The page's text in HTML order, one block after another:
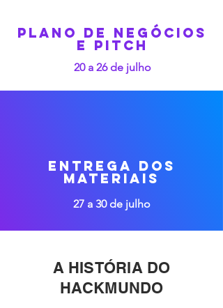
Plano de Negócios
e Pitch
20 a 26 de julho
eNTREGA DOS
MATERIAIS
27 a 30 de julho
A HISTÓRIA DO
HACKMUNDO